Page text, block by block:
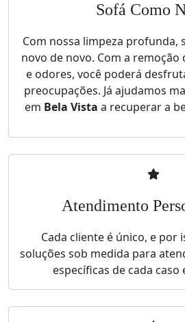
Sofá Como
Com nossa limpeza profunda,
novo de novo. Com a remoção
e odores, você poderá
preocupações. Já ajudamos
em Bela Vista a recuperar a
Atendimento
Cada cliente é único, e por
soluções sob medida para
específicas de cada caso